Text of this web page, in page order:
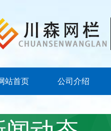
站首页 公司介绍